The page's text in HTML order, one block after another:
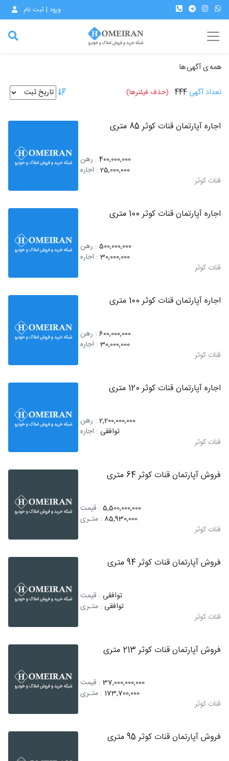
ورود | ثبت نام
همه ی آگهی ها
تعداد آگهی 444 (حذف فیلترها)
اجاره آپارتمان قنات کوثر 85 متری
400,000,000 : رهن
25,000,000 : اجاره
قنات کوثر
اجاره آپارتمان قنات کوثر 100 متری
500,000,000 : رهن
30,000,000 : اجاره
قنات کوثر
اجاره آپارتمان قنات کوثر 100 متری
600,000,000 : رهن
30,000,000 : اجاره
قنات کوثر
اجاره آپارتمان قنات کوثر 120 متری
2,200,000,000 : رهن
توافقی : اجاره
قنات کوثر
فروش آپارتمان قنات کوثر 64 متری
5,500,000,000 : قیمت
85,930,000 : متـری
قنات کوثر
فروش آپارتمان قنات کوثر 94 متری
توافقی : قیمت
توافقی : متـری
قنات کوثر
فروش آپارتمان قنات کوثر 213 متری
37,000,000,000 : قیمت
173,700,000 : متـری
قنات کوثر
فروش آپارتمان قنات کوثر 95 متری